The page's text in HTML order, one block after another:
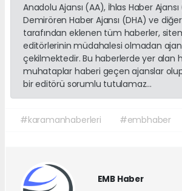
Anadolu Ajansı (AA), İhlas Haber Ajansı
Demirören Haber Ajansı (DHA) ve
tarafından eklenen tüm haberler,
editörlerinin müdahalesi olmadan
çekilmektedir. Bu haberlerde yer alan
muhataplar haberi geçen ajanslar
bir editörü sorumlu tutulamaz...
#karamanhaberleri #embhaber
EMB Haber